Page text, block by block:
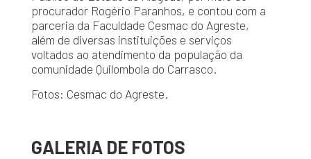
procurador Rogério Paranhos, e contou com a
parceria da Faculdade Cesmac do Agreste,
além de diversas instituições e serviços
voltados ao atendimento da população da
comunidade Quilombola do Carrasco.
Fotos: Cesmac do Agreste.
GALERIA DE FOTOS